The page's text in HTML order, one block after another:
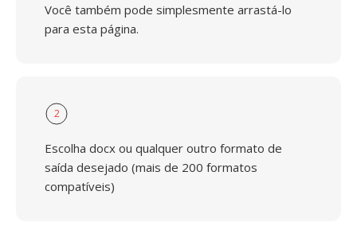
Você também pode simplesmente arrastá-lo
para esta página.
2
Escolha docx ou qualquer outro formato de
saída desejado (mais de 200 formatos
compatíveis)